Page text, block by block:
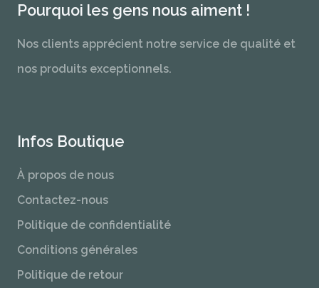
Pourquoi les gens nous aiment !
Nos clients apprécient notre service de qualité et
nos produits exceptionnels.
Infos Boutique
À propos de nous
Contactez-nous
Politique de confidentialité
Conditions générales
Politique de retour